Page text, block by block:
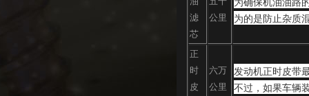
滤
芯
公里
为的是防止杂质
正
时
皮
六万
公里
发动机正时皮带
不过，如果车辆